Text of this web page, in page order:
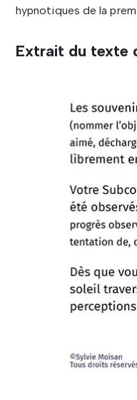
hypnotiques de la
Extrait du texte